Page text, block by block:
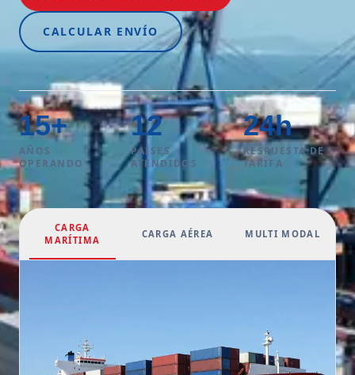
CALCULAR ENVÍO
15+
AÑOS
OPERANDO
12
PAÍSES
ATENDIDOS
24h
RESPUESTA DE
TARIFA
CARGA
MARÍTIMA
CARGA AÉREA MULTI MODAL